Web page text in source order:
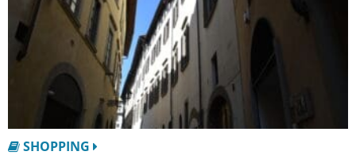
SHOPPING